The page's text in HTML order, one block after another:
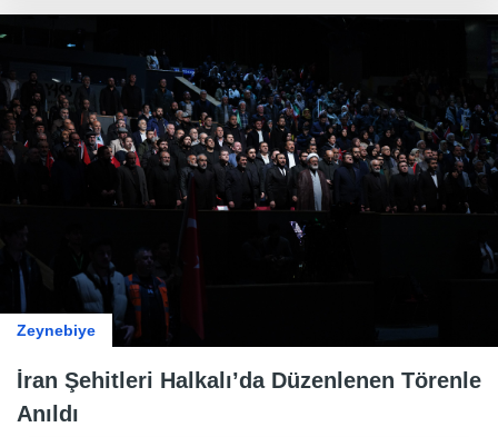
Zeynebiye
İran Şehitleri Halkalı’da Düzenlenen Törenle
Anıldı